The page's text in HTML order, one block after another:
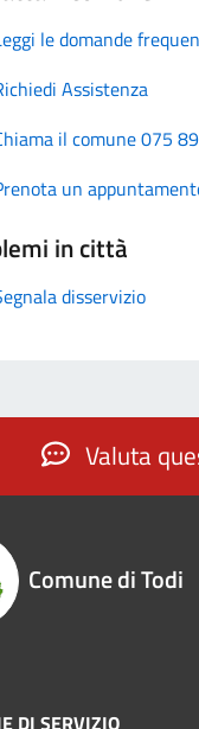
le domande
Assistenza
il comune 075
un
in città
disservizio
Valuta
Comune di Todi